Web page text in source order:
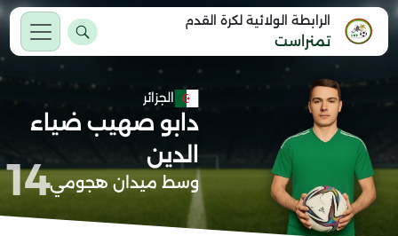
الرابطة الولائية لكرة القدم
تمنراست
الجزائر
دابو صهيب ضياء
الدين
وسط ميدان هجومي14